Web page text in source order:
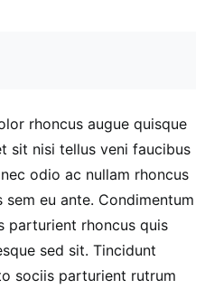
rhoncus augue quisque
sit nisi tellus veni faucibus
odio ac nullam rhoncus
eu ante. Condimentum
parturient rhoncus quis
sed sit. Tincidunt
sociis parturient rutrum